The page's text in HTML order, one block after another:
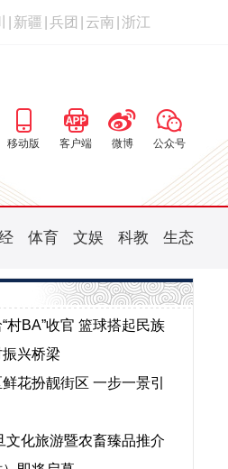
新疆 兵团 云南 浙江
移动版 客户端 微博 公众号
体育 文娱 科教 生态
村BA”收官 篮球搭起民族
兴桥梁
花扮靓街区 一步一景引
文化旅游暨农畜臻品推介